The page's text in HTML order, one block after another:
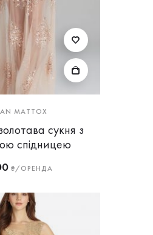
MATTOX
сукня з
спідницею
₴/ОРЕНДА